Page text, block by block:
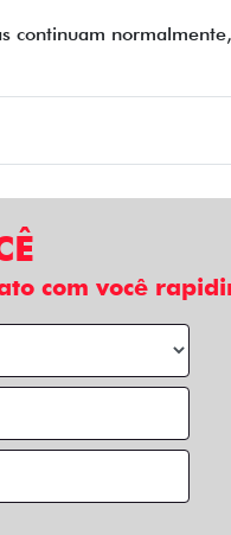
continuam
com você